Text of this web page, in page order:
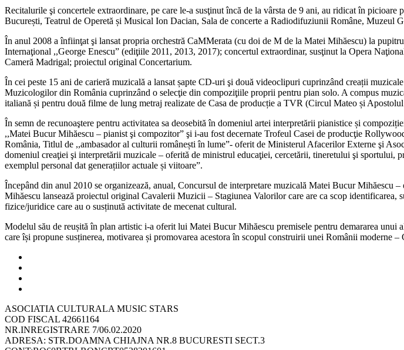
Recitalurile şi concertele extraordinare, pe care le-a susţinut încă de la vârsta de 9 ani, au ridicat în
București, Teatrul de Operetă și Musical Ion Dacian, Sala de concerte a Radiodifuziunii Române, Muzeul
În anul 2008 a înfiinţat şi lansat propria orchestră CaMMerata (cu doi de M de la Matei Mihăescu) la
Internaţional ,,George Enescu” (ediţiile 2011, 2013, 2017); concertul extraordinar, susţinut la Opera
Cameră Madrigal; proiectul original Concertarium.
În cei peste 15 ani de carieră muzicală a lansat șapte CD-uri şi două videoclipuri cuprinzând creații
Muzicologilor din România cuprinzând o selecţie din compoziţiile proprii pentru pian solo. A compus
italiană și pentru două filme de lung metraj realizate de Casa de producție a TVR (Circul Mateo și
În semn de recunoaştere pentru activitatea sa deosebită în domeniul artei interpretării pianistice și
,,Matei Bucur Mihăescu – pianist şi compozitor” şi i-au fost decernate Trofeul Casei de producţie
România, Titlul de ,,ambasador al culturii românești în lume”- oferit de Ministerul Afacerilor Externe şi
domeniul creaţiei şi interpretării muzicale – oferită de ministrul educaţiei, cercetării, tineretului şi sportului,
exemplul personal dat generațiilor actuale și viitoare”.
Începând din anul 2010 se organizează, anual, Concursul de interpretare muzicală Matei Bucur Mihăescu
Mihăescu lansează proiectul original Cavalerii Muzicii – Stagiunea Valorilor care are ca scop identificarea,
fizice/juridice care au o susținută activitate de mecenat cultural.
Modelul său de reușită în plan artistic i-a oferit lui Matei Bucur Mihăescu premisele pentru demararea
care își propune susținerea, motivarea și promovarea acestora în scopul construirii unei Românii moderne –
ASOCIATIA CULTURALA MUSIC STARS
COD FISCAL 42661164
NR.INREGISTRARE 7/06.02.2020
ADRESA: STR.DOAMNA CHIAJNA NR.8 BUCURESTI SECT.3